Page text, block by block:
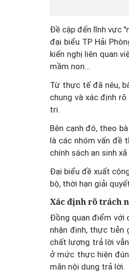
Đề cập đến lĩnh vực
đại biểu TP Hải
kiến nghị liên quan
mầm non…
Từ thực tế đã nêu,
chung và xác định
tri.
Bên cạnh đó, theo
là các nhóm vấn đề
chính sách an sinh
Đại biểu đề xuất
bộ, thời hạn giải
Xác định rõ trách
Đồng quan điểm với
nhận định, thực tiễn
chất lượng trả lời
ở mức thực hiện
mãn nội dung trả lời.